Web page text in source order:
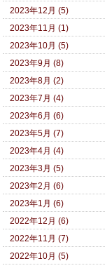
2023年12月 (5)
2023年11月 (1)
2023年10月 (5)
2023年9月 (8)
2023年8月 (2)
2023年7月 (4)
2023年6月 (6)
2023年5月 (7)
2023年4月 (4)
2023年3月 (5)
2023年2月 (6)
2023年1月 (6)
2022年12月 (6)
2022年11月 (7)
2022年10月 (5)